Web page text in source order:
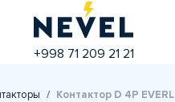
+998 71 209 21 21
Контактор D 4P